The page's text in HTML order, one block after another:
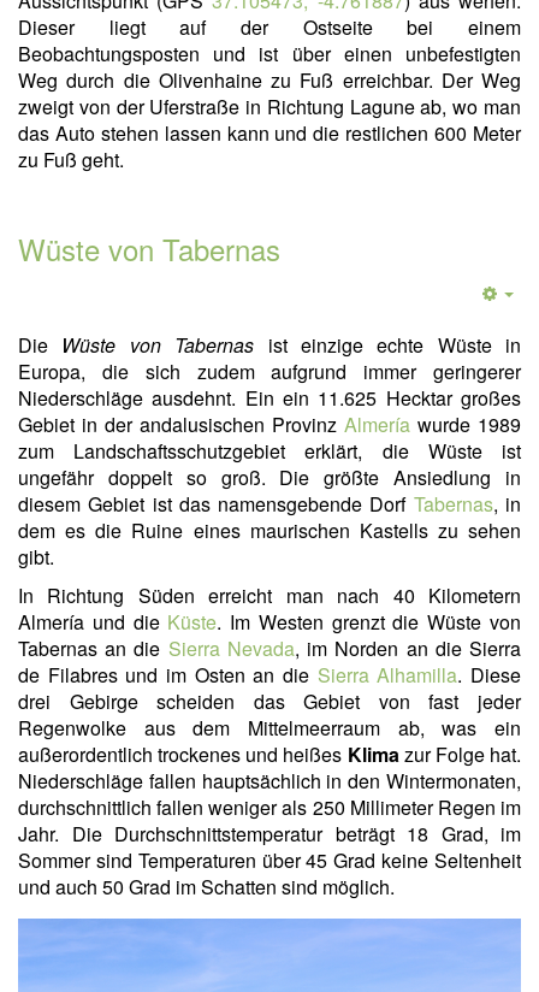
Dieser liegt auf der Ostseite bei einem
Beobachtungsposten und ist über einen unbefestigten
Weg durch die Olivenhaine zu Fuß erreichbar. Der Weg
zweigt von der Uferstraße in Richtung Lagune ab, wo man
das Auto stehen lassen kann und die restlichen 600 Meter
zu Fuß geht.
Wüste von Tabernas
Die Wüste von Tabernas ist einzige echte Wüste in
Europa, die sich zudem aufgrund immer geringerer
Niederschläge ausdehnt. Ein ein 11.625 Hecktar großes
Gebiet in der andalusischen Provinz Almería wurde 1989
zum Landschaftsschutzgebiet erklärt, die Wüste ist
ungefähr doppelt so groß. Die größte Ansiedlung in
diesem Gebiet ist das namensgebende Dorf Tabernas, in
dem es die Ruine eines maurischen Kastells zu sehen
gibt.
In Richtung Süden erreicht man nach 40 Kilometern
Almería und die Küste. Im Westen grenzt die Wüste von
Tabernas an die Sierra Nevada, im Norden an die Sierra
de Filabres und im Osten an die Sierra Alhamilla. Diese
drei Gebirge scheiden das Gebiet von fast jeder
Regenwolke aus dem Mittelmeerraum ab, was ein
außerordentlich trockenes und heißes Klimazur Folge hat.
Niederschläge fallen hauptsächlich in den Wintermonaten,
durchschnittlich fallen weniger als 250 Millimeter Regen im
Jahr. Die Durchschnittstemperatur beträgt 18 Grad, im
Sommer sind Temperaturen über 45 Grad keine Seltenheit
und auch 50 Grad im Schatten sind möglich.